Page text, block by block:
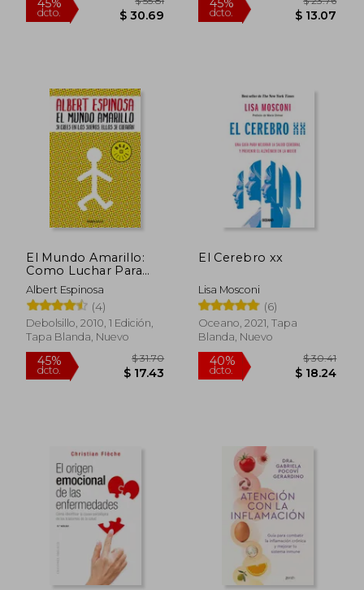
45%
dcto. $ 30.69
45%
dcto.
El Mundo Amarillo:
Como Luchar Para
Sobrevivir Me Enseñó
a Vivir / The Yellow
World: How Fighting
for My Life Taught Me
How to Live
Albert Espinosa
(4)
Debolsillo, 2010, 1 Edición,
Tapa Blanda, Nuevo
45%
dcto.
El Cerebro xx
Lisa Mosconi
(6)
Oceano, 2021, Tapa
Blanda, Nuevo
40%
dcto.